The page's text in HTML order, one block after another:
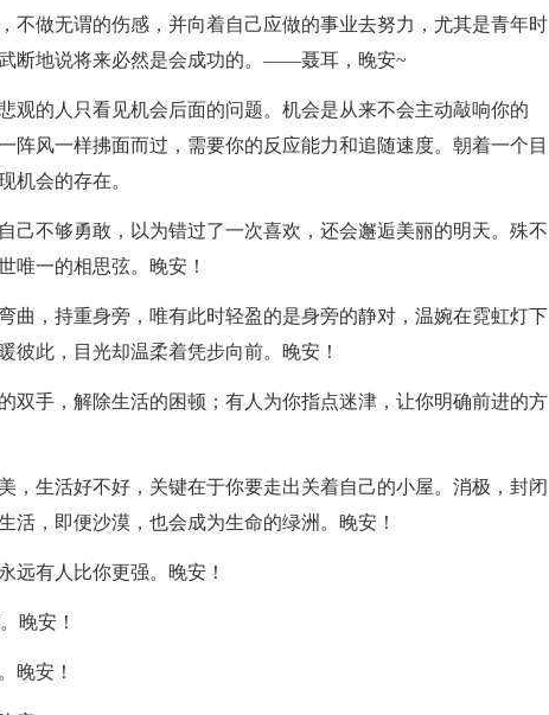
不做无谓的伤感，并向着自己应做的事业去努力，尤其是青年时
断地说将来必然是会成功的。——聂耳，晚安~
观的人只看见机会后面的问题。机会是从来不会主动敲响你的
阵风一样拂面而过，需要你的反应能力和追随速度。朝着一个目
机会的存在。
己不够勇敢，以为错过了一次喜欢，还会邂逅美丽的明天。殊不
唯一的相思弦。晚安！
曲，持重身旁，唯有此时轻盈的是身旁的静对，温婉在霓虹灯下
彼此，目光却温柔着凭步向前。晚安！
双手，解除生活的困顿；有人为你指点迷津，让你明确前进的方
，生活好不好，关键在于你要走出关着自己的小屋。消极，封闭
活，即便沙漠，也会成为生命的绿洲。晚安！
远有人比你更强。晚安！
晚安！
晚安！